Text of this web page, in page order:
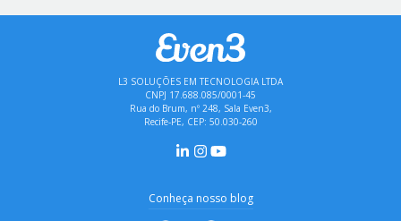
L3 SOLUÇÕES EM TECNOLOGIA LTDA
CNPJ 17.688.085/0001-45
Rua do Brum, nº 248, Sala Even3,
Recife-PE, CEP: 50.030-260
Conheça nosso blog